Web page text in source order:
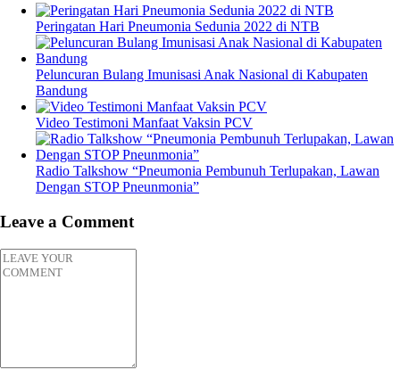
Peringatan Hari Pneumonia Sedunia 2022 di NTB
Peluncuran Bulang Imunisasi Anak Nasional di Kabupaten
Bandung
Video Testimoni Manfaat Vaksin PCV
Radio Talkshow “Pneumonia Pembunuh Terlupakan, Lawan
Dengan STOP Pneunmonia”
Leave a Comment